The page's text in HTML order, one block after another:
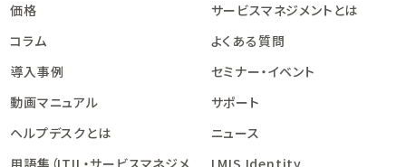
価格
コラム
サービスマネジメントとは
よくある質問
導入事例
動画マニュアル
ヘルプデスクとは
セミナー・イベント
サポート
ニュース